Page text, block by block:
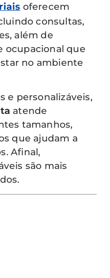
oferecem
consultas,
além de
ocupacional que
no ambiente
e personalizáveis,
atende
tamanhos,
que ajudam a
Afinal,
são mais